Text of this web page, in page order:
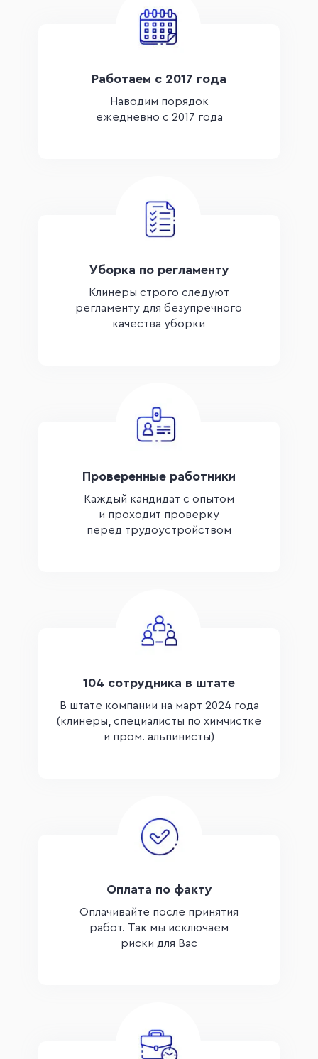
Оплачивайте после принятия
работ. Так мы исключаем
риски для Вас
Оплата по факту
Клинеры строго следуют
регламенту для безупречного
качества уборки
Уборка по регламенту
Каждый кандидат с опытом
и проходит проверку
перед трудоустройством
Проверенные работники
Наводим порядок
ежедневно с 2017 года
Работаем с 2017 года
104 сотрудника в штате
В штате компании на март 2024 года
(клинеры, специалисты по химчистке
и пром. альпинисты)